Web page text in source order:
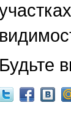
Будьте